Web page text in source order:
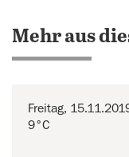
Mehr aus
Freitag,
9°C